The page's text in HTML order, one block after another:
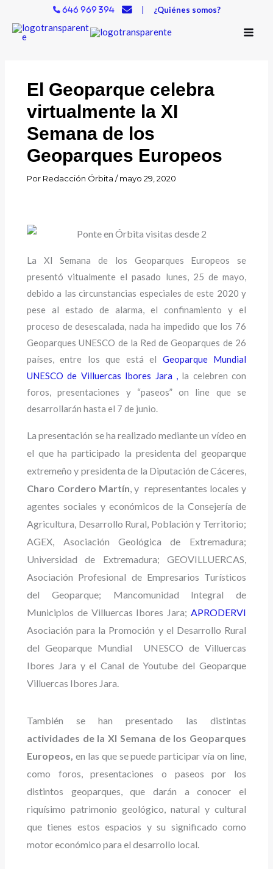
contenido
646 969 394 | ¿Quiénes somos?
El Geoparque celebra
virtualmente la XI
Semana de los
Geoparques Europeos
Por Redacción Órbita/mayo 29, 2020
La XI Semana de los Geoparques Europeos se
presentó vitualmente el pasado lunes, 25 de mayo,
debido a las circunstancias especiales de este 2020 y
pese al estado de alarma, el confinamiento y el
proceso de desescalada, nada ha impedido que los 76
Geoparques UNESCO de la Red de Geoparques de 26
países, entre los que está el Geoparque Mundial
UNESCO de Villuercas Ibores Jara , la celebren con
foros, presentaciones y “paseos” on line que se
desarrollarán hasta el 7 de junio.
La presentación se ha realizado mediante un vídeo en
el que ha participado la presidenta del geoparque
extremeño y presidenta de la Diputación de Cáceres,
Charo Cordero Martín, y representantes locales y
agentes sociales y económicos de la Consejería de
Agricultura, Desarrollo Rural, Población y Territorio;
AGEX, Asociación Geológica de Extremadura;
Universidad de Extremadura; GEOVILLUERCAS,
Asociación Profesional de Empresarios Turísticos
del Geoparque; Mancomunidad Integral de
Municipios de Villuercas Ibores Jara; APRODERVI
Asociación para la Promoción y el Desarrollo Rural
del Geoparque Mundial UNESCO de Villuercas
Ibores Jara y el Canal de Youtube del Geoparque
Villuercas Ibores Jara.
También se han presentado las distintas
actividades de la XI Semana de los Geoparques
Europeos, en las que se puede participar vía on line,
como foros, presentaciones o paseos por los
distintos geoparques,que darán a conocer el
riquísimo patrimonio geológico, natural y cultural
que tienes estos espacios y su significado como
motor económico para el desarrollo local.